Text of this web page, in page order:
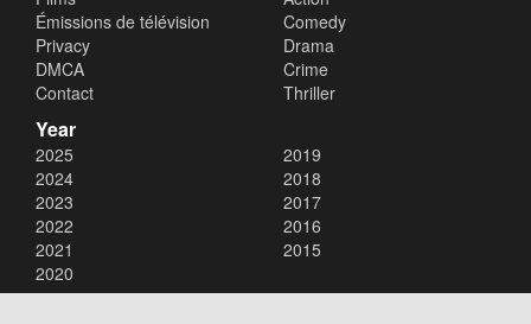
Émissions de télévision
Privacy
DMCA
Contact
Comedy
Drama
Crime
Thriller
Year
2025
2024
2023
2022
2021
2020
2019
2018
2017
2016
2015